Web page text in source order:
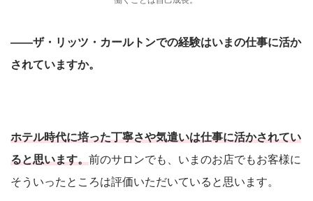
――ザ・リッツ・カールトンでの経験はいまの仕事に活か
されていますか。
ホテル時代に培った丁寧さや気遣いは仕事に活かされてい
ると思います。前のサロンでも、いまのお店でもお客様に
そういったところは評価いただいていると思います。